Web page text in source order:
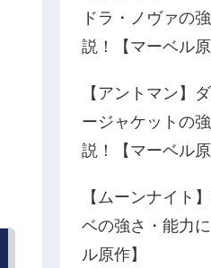
ドラ・ノヴァの
説！【マーベル原
【アントマン】
ージャケットの
説！【マーベル原
【ムーンナイト
ベの強さ・能力
ル原作】